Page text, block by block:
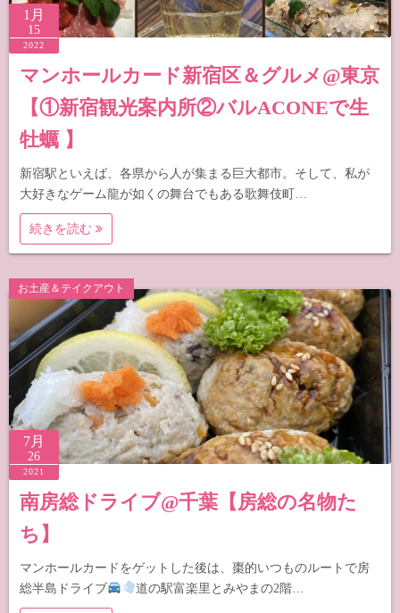
1月
15
2022
マンホールカード新宿区＆グルメ@東京
【①新宿観光案内所②バルACONEで生
牡蠣 】
新宿駅といえば、各県から人が集まる巨大都市。そして、私が
大好きなゲーム龍が如くの舞台でもある歌舞伎町…
続きを読む
お土産＆テイクアウト
7月
26
2021
南房総ドライブ@千葉【房総の名物た
ち】
マンホールカードをゲットした後は、棗的いつものルートで房
総半島ドライブ
道の駅富楽里とみやまの2階…